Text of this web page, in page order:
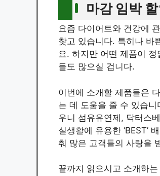
마감 임박
요즘 다이어트와 건강에
찾고 있습니다. 특히나 바
요. 하지만 어떤 제품이
들도 많으실 겁니다.
이번에 소개할 제품들은
는 데 도움을 줄 수 있습
우니 섬유유연제, 닥터스
실생활에 유용한 ‘BEST’
춰 많은 고객들의 사랑을
끝까지 읽으시고 소개하